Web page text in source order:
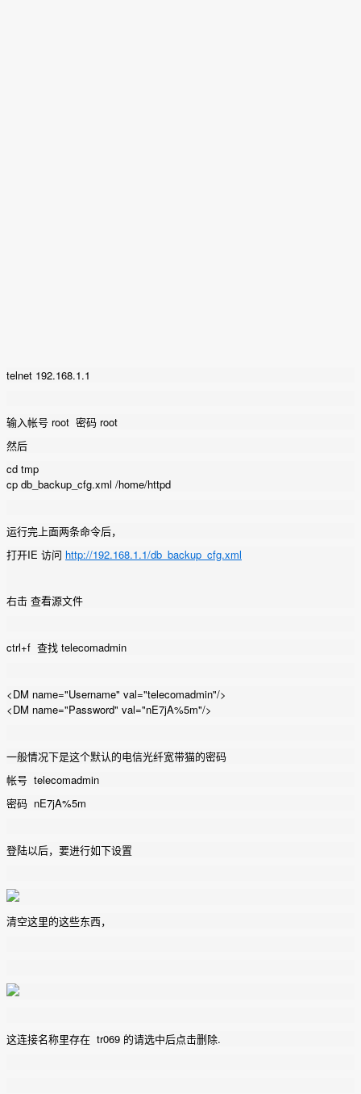
telnet 192.168.1.1
输入帐号 root 密码 root
然后
cd tmp
cp db_backup_cfg.xml /home/httpd
运行完上面两条命令后，
打开IE 访问 http://192.168.1.1/db_backup_cfg.xml
右击 查看源文件
ctrl+f 查找 telecomadmin
<DM name="Username" val="telecomadmin"/>
<DM name="Password" val="nE7jA%5m"/>
一般情况下是这个默认的电信光纤宽带猫的密码
帐号 telecomadmin
密码 nE7jA%5m
登陆以后，要进行如下设置
清空这里的这些东西，
这连接名称里存在 tr069 的请选中后点击删除.